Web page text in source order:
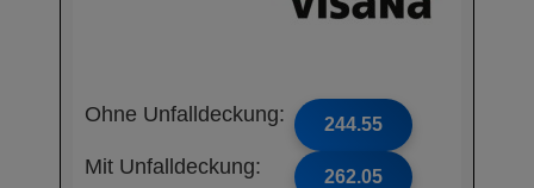
Ohne Unfalldeckung: 244.55
Mit Unfalldeckung: 262.05